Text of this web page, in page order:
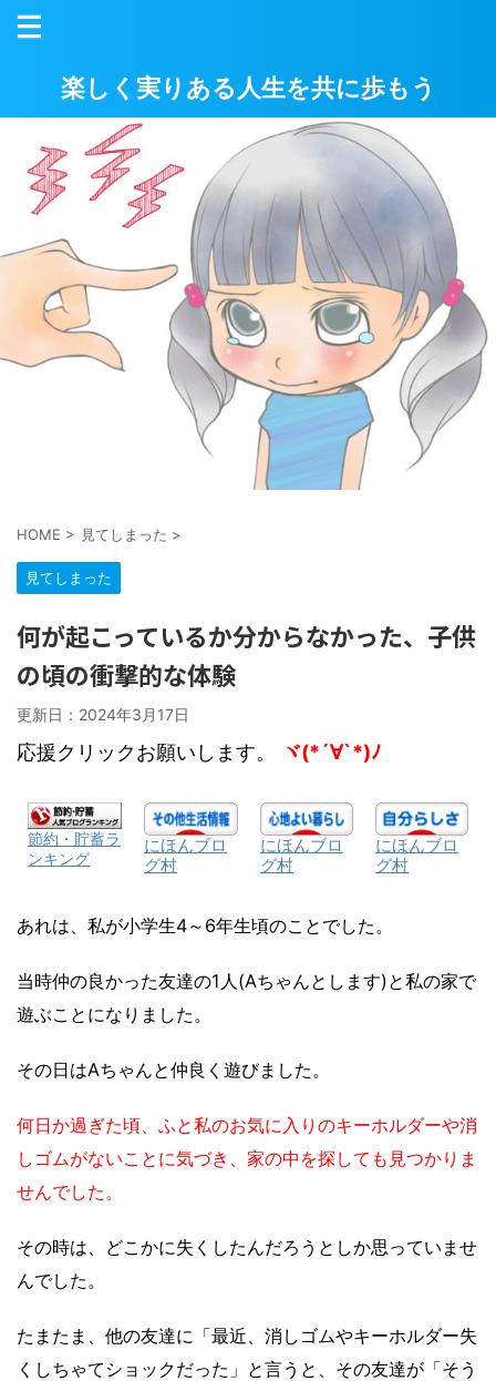
楽しく実りある人生を共に歩もう
HOME > 見てしまった >
見てしまった
何が起こっているか分からなかった、子供
の頃の衝撃的な体験
更新日： 2024年3月17日
応援クリックお願いします。 ヾ(*´∀`*)ﾉ
節約・貯蓄ラ
ンキング
にほんブロ
グ村
にほんブロ
グ村
にほんブロ
グ村
あれは、私が小学生4～6年生頃のことでした。
当時仲の良かった友達の1人(Aちゃんとします)と私の家で
遊ぶことになりました。
その日はAちゃんと仲良く遊びました。
何日か過ぎた頃、ふと私のお気に入りのキーホルダーや消
しゴムがないことに気づき、家の中を探しても見つかりま
せんでした。
その時は、どこかに失くしたんだろうとしか思っていませ
んでした。
たまたま、他の友達に「最近、消しゴムやキーホルダー失
くしちゃてショックだった」と言うと、その友達が「そう